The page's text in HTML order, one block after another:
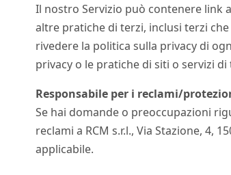
Il nostro Servizio può contenere link
altre pratiche di terzi, inclusi terzi
rivedere la politica sulla privacy di
privacy o le pratiche di siti o servizi di
Responsabile per i reclami/
Se hai domande o preoccupazioni
reclami a RCM s.r.l., Via Stazione, 4,
applicabile.